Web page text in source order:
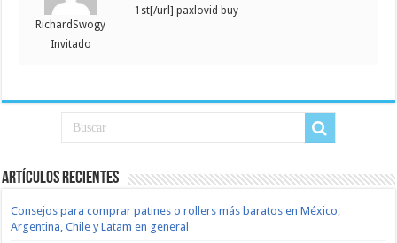
RichardSwogy
Invitado
1st[/url] paxlovid buy
Artículos recientes
Consejos para comprar patines o rollers más baratos en México,
Argentina, Chile y Latam en general